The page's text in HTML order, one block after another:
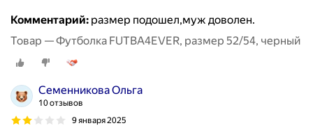
Комментарий: размер подошел,муж доволен.
Товар — Футболка FUTBA4EVER, размер 52/54, черный
Семенникова Ольга
10 отзывов
9 января 2025